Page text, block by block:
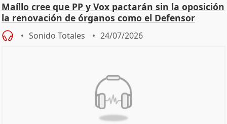
Maíllo cree que PP y Vox pactarán sin la oposición
la renovación de órganos como el Defensor
Sonido Totales 24/07/2026